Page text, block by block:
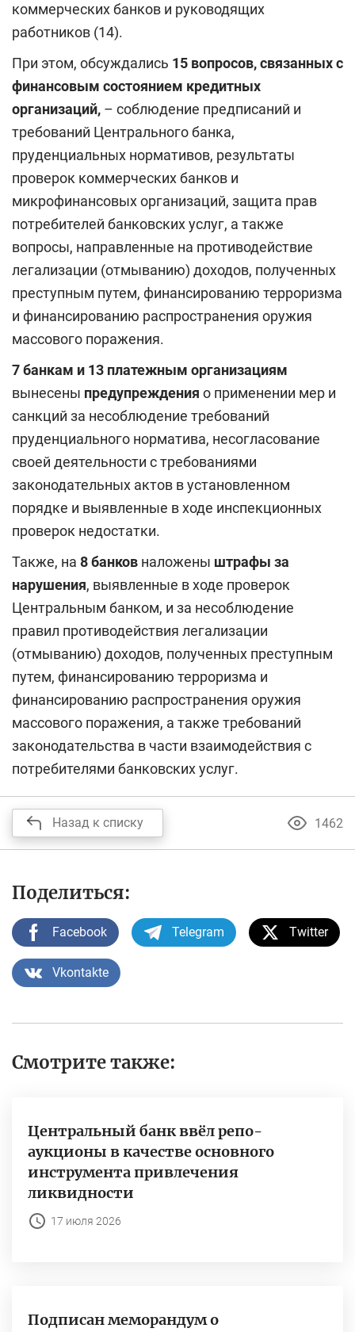
коммерческих банков и руководящих
работников (14).
При этом, обсуждались 15 вопросов, связанных с
финансовым состоянием кредитных
организаций, – соблюдение предписаний и
требований Центрального банка,
пруденциальных нормативов, результаты
проверок коммерческих банков и
микрофинансовых организаций, защита прав
потребителей банковских услуг, а также
вопросы, направленные на противодействие
легализации (отмыванию) доходов, полученных
преступным путем, финансированию терроризма
и финансированию распространения оружия
массового поражения.
7 банкам и 13 платежным организациям
вынесены предупреждения о применении мер и
санкций за несоблюдение требований
пруденциального норматива, несогласование
своей деятельности с требованиями
законодательных актов в установленном
порядке и выявленные в ходе инспекционных
проверок недостатки.
Также, на 8 банков наложены штрафы за
нарушения, выявленные в ходе проверок
Центральным банком, и за несоблюдение
правил противодействия легализации
(отмыванию) доходов, полученных преступным
путем, финансированию терроризма и
финансированию распространения оружия
массового поражения, а также требований
законодательства в части взаимодействия с
потребителями банковских услуг.
Назад к списку 1462
Поделиться:
Facebook Telegram Twitter
Vkontakte
Смотрите также:
Центральный банк ввёл репо-
аукционы в качестве основного
инструмента привлечения
ликвидности
17 июля 2026
Подписан меморандум о